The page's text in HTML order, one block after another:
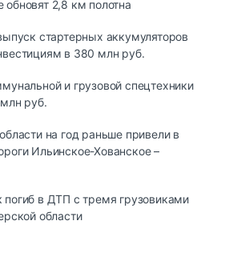
2,8 км полотна
стартерных аккумуляторов
в 380 млн руб.
и грузовой спецтехники
руб.
на год раньше привели в
Ильинское-Хованское –
в ДТП с тремя грузовиками
области